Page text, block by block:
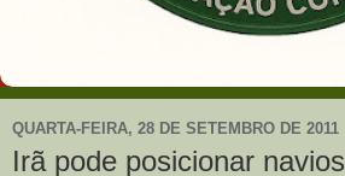
QUARTA-FEIRA, 28 DE SETEMBRO DE 2011
Irã pode posicionar